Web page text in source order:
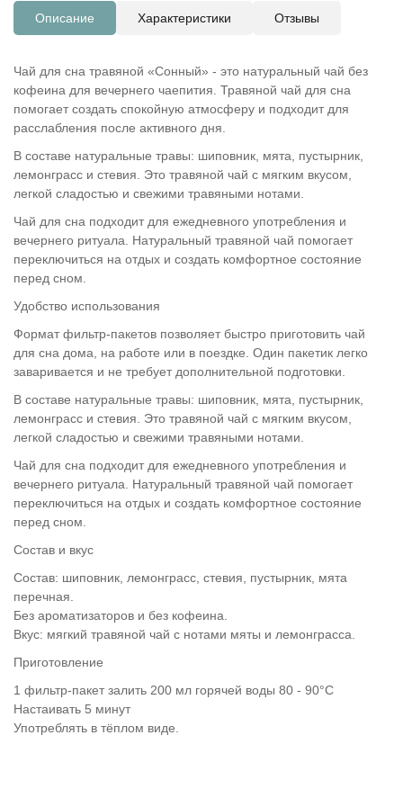
Описание Характеристики Отзывы
Чай для сна травяной «Сонный» - это натуральный чай без
кофеина для вечернего чаепития. Травяной чай для сна
помогает создать спокойную атмосферу и подходит для
расслабления после активного дня.
В составе натуральные травы: шиповник, мята, пустырник,
лемонграсс и стевия. Это травяной чай с мягким вкусом,
легкой сладостью и свежими травяными нотами.
Чай для сна подходит для ежедневного употребления и
вечернего ритуала. Натуральный травяной чай помогает
переключиться на отдых и создать комфортное состояние
перед сном.
Удобство использования
Формат фильтр-пакетов позволяет быстро приготовить чай
для сна дома, на работе или в поездке. Один пакетик легко
заваривается и не требует дополнительной подготовки.
В составе натуральные травы: шиповник, мята, пустырник,
лемонграсс и стевия. Это травяной чай с мягким вкусом,
легкой сладостью и свежими травяными нотами.
Чай для сна подходит для ежедневного употребления и
вечернего ритуала. Натуральный травяной чай помогает
переключиться на отдых и создать комфортное состояние
перед сном.
Состав и вкус
Состав: шиповник, лемонграсс, стевия, пустырник, мята
перечная.
Без ароматизаторов и без кофеина.
Вкус: мягкий травяной чай с нотами мяты и лемонграсса.
Приготовление
1 фильтр-пакет залить 200 мл горячей воды 80 - 90°C
Настаивать 5 минут
Употреблять в тёплом виде.